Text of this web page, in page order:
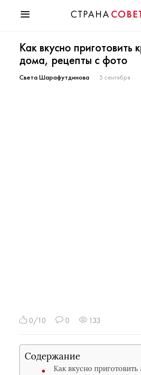
Мода
Звезды
Гороскопы
Как вкусно приготовить
дома, рецепты с фото
Света Шарафутдинова 5 сентября
0/10 0 133
Содержание
Как вкусно